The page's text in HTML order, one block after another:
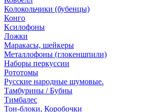
Колокольчики (бубенцы)
Конго
Ксилофоны
Ложки
Маракасы, шейкеры
Металлофоны (глокеншпили)
Наборы перкуссии
Рототомы
Русские народные шумовые.
Тамбурины / Бубны
Тимбалес
Тон-блоки, Коробочки